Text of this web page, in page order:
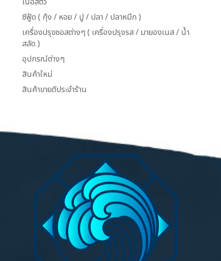
ซีฟู้ด ( กุ้ง / หอย / ปู / ปลา / ปลาหมึก )
เครื่องปรุงซอสต่างๆ ( เครื่องปรุงรส / มายองเนส / น้ำ
สลัด )
อุปกรณ์ต่างๆ
สินค้าใหม่
สินค้าขายดีประจำร้าน